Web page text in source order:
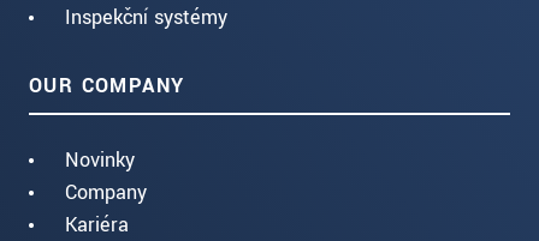
Inspekční systémy
OUR COMPANY
Novinky
Company
Kariéra